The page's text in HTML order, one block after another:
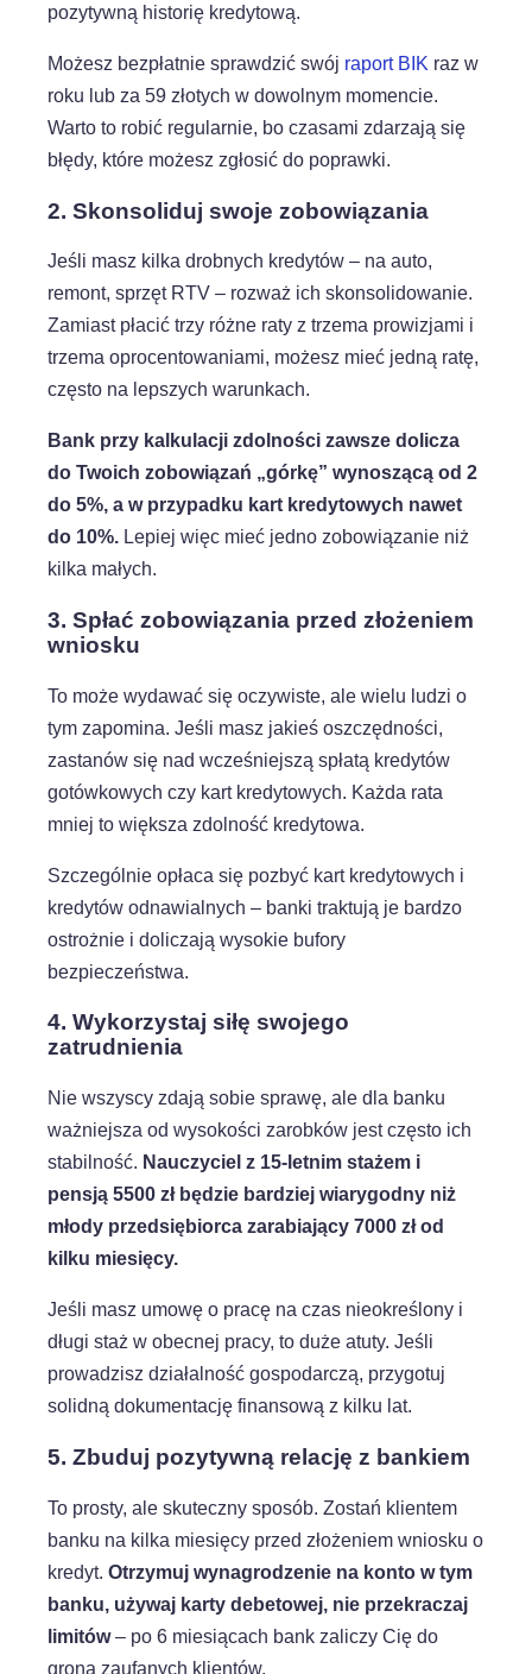
pozytywną historię kredytową.
Możesz bezpłatnie sprawdzić swój raport BIK raz w
roku lub za 59 złotych w dowolnym momencie.
Warto to robić regularnie, bo czasami zdarzają się
błędy, które możesz zgłosić do poprawki.
2. Skonsoliduj swoje zobowiązania
Jeśli masz kilka drobnych kredytów – na auto,
remont, sprzęt RTV – rozważ ich skonsolidowanie.
Zamiast płacić trzy różne raty z trzema prowizjami i
trzema oprocentowaniami, możesz mieć jedną ratę,
często na lepszych warunkach.
Bank przy kalkulacji zdolności zawsze dolicza
do Twoich zobowiązań „górkę” wynoszącą od 2
do 5%, a w przypadku kart kredytowych nawet
do 10%. Lepiej więc mieć jedno zobowiązanie niż
kilka małych.
3. Spłać zobowiązania przed złożeniem
wniosku
To może wydawać się oczywiste, ale wielu ludzi o
tym zapomina. Jeśli masz jakieś oszczędności,
zastanów się nad wcześniejszą spłatą kredytów
gotówkowych czy kart kredytowych. Każda rata
mniej to większa zdolność kredytowa.
Szczególnie opłaca się pozbyć kart kredytowych i
kredytów odnawialnych – banki traktują je bardzo
ostrożnie i doliczają wysokie bufory
bezpieczeństwa.
4. Wykorzystaj siłę swojego
zatrudnienia
Nie wszyscy zdają sobie sprawę, ale dla banku
ważniejsza od wysokości zarobków jest często ich
stabilność. Nauczyciel z 15-letnim stażem i
pensją 5500 zł będzie bardziej wiarygodny niż
młody przedsiębiorca zarabiający 7000 zł od
kilku miesięcy.
Jeśli masz umowę o pracę na czas nieokreślony i
długi staż w obecnej pracy, to duże atuty. Jeśli
prowadzisz działalność gospodarczą, przygotuj
solidną dokumentację finansową z kilku lat.
5. Zbuduj pozytywną relację z bankiem
To prosty, ale skuteczny sposób. Zostań klientem
banku na kilka miesięcy przed złożeniem wniosku o
kredyt. Otrzymuj wynagrodzenie na konto w tym
banku, używaj karty debetowej, nie przekraczaj
limitów– po 6 miesiącach bank zaliczy Cię do
grona zaufanych klientów.